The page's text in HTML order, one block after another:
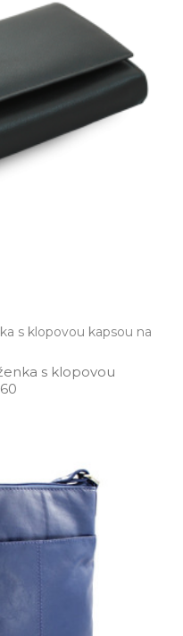
s klopovou kapsou na
s klopovou